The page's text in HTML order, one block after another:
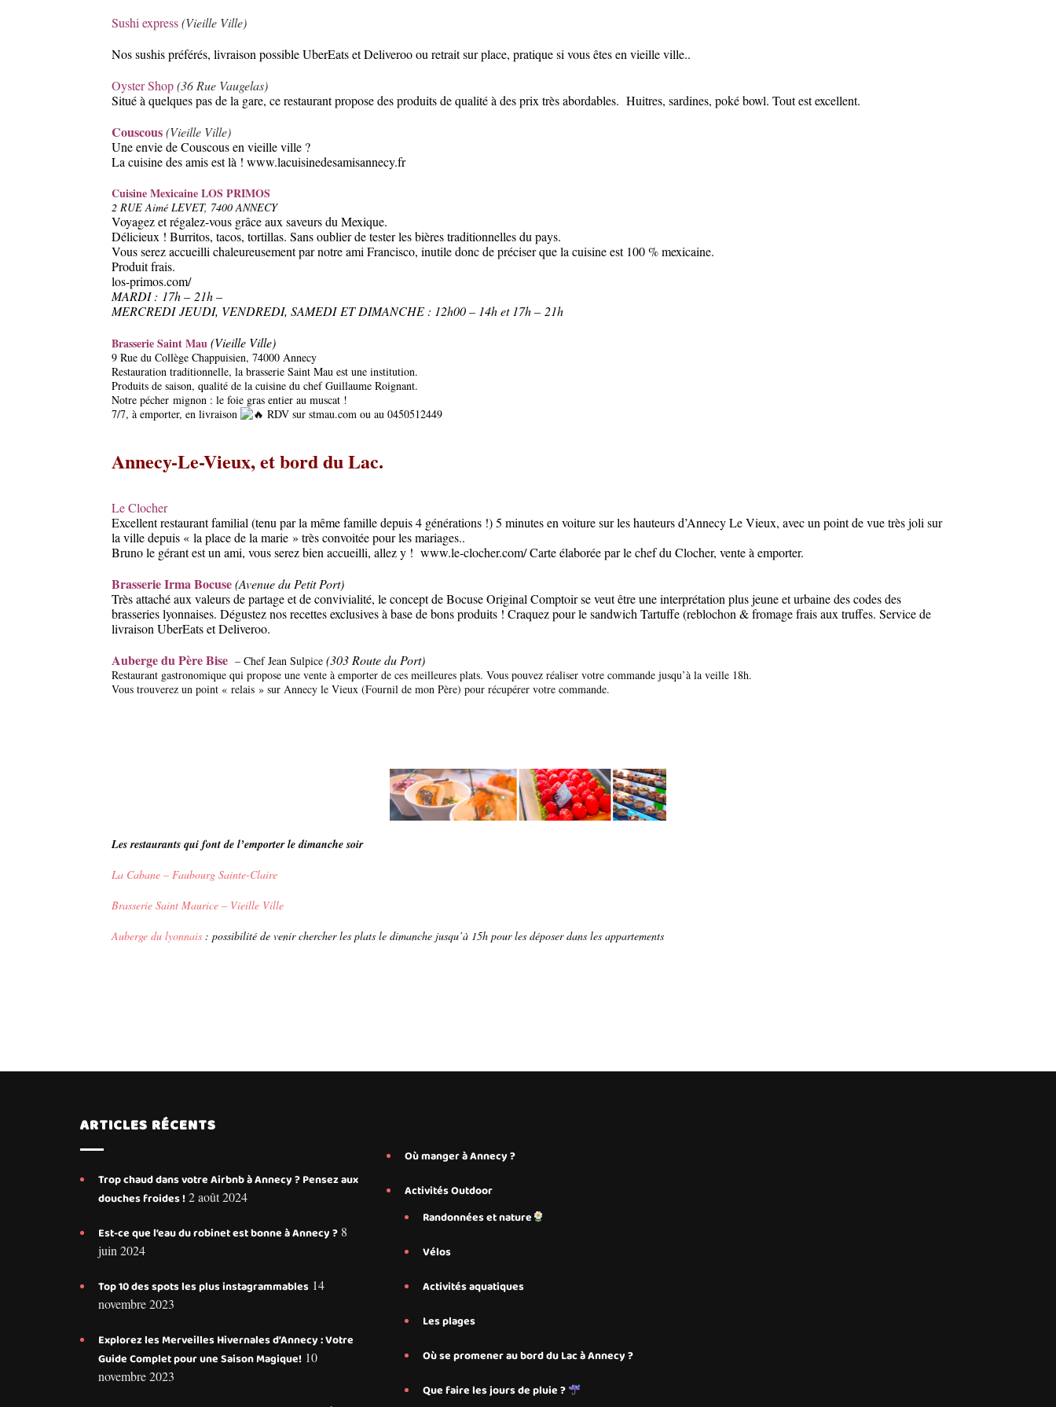
Sushi express(Vieille Ville)
Nos sushis préférés, livraison possible UberEats et Deliveroo ou retrait sur place, pratique si vous êtes en vieille ville..
Oyster Shop(36 Rue Vaugelas)
Situé à quelques pas de la gare, ce restaurant propose des produits de qualité à des prix très abordables. Huitres, sardines, poké bowl. Tout est excellent.
Couscous(Vieille Ville)
Une envie de Couscous en vieille ville ?
La cuisine des amis est là ! www.lacuisinedesamisannecy.fr
Cuisine Mexicaine LOS PRIMOS
2 RUE Aimé LEVET, 7400 ANNECY
Voyagez et régalez-vous grâce aux saveurs du Mexique.
Délicieux ! Burritos, tacos, tortillas. Sans oublier de tester les bières traditionnelles du pays.
Vous serez accueilli chaleureusement par notre ami Francisco, inutile donc de préciser que la cuisine est 100 % mexicaine.
Produit frais.
los-primos.com/
MARDI : 17h – 21h –
MERCREDI JEUDI, VENDREDI, SAMEDI ET DIMANCHE : 12h00 – 14h et 17h – 21h
Brasserie Saint Mau(Vieille Ville)
9 Rue du Collège Chappuisien, 74000 Annecy
Restauration traditionnelle, la brasserie Saint Mau est une institution.
Produits de saison, qualité de la cuisine du chef Guillaume Roignant.
Notre pécher mignon : le foie gras entier au muscat !
7/7, à emporter, en livraison
RDV sur stmau.com ou au 0450512449
Annecy-Le-Vieux, et bord du Lac.
Le Clocher
Excellent restaurant familial (tenu par la même famille depuis 4 générations !) 5 minutes en voiture sur les hauteurs d’Annecy Le Vieux, avec un point de vue très joli sur
la ville depuis « la place de la marie » très convoitée pour les mariages..
Bruno le gérant est un ami, vous serez bien accueilli, allez y ! www.le-clocher.com/Carte élaborée par le chef du Clocher, vente à emporter.
Brasserie Irma Bocuse(Avenue du Petit Port)
Très attaché aux valeurs de partage et de convivialité, le concept de Bocuse Original Comptoir se veut être une interprétation plus jeune et urbaine des codes des
brasseries lyonnaises. Dégustez nos recettes exclusives à base de bons produits ! Craquez pour le sandwich Tartuffe (reblochon & fromage frais aux truffes. Service de
livraison UberEats et Deliveroo.
Auberge du Père Bise – Chef Jean Sulpice (303 Route du Port)
Restaurant gastronomique qui propose une vente à emporter de ces meilleures plats. Vous pouvez réaliser votre commande jusqu’à la veille 18h.
Vous trouverez un point « relais » sur Annecy le Vieux (Fournil de mon Père) pour récupérer votre commande.
Les restaurants qui font de l’emporter le dimanche soir
La Cabane – Faubourg Sainte-Claire
Brasserie Saint Maurice – Vieille Ville
Auberge du lyonnais : possibilité de venir chercher les plats le dimanche jusqu’à 15h pour les déposer dans les appartements
ARTICLES RÉCENTS
Trop chaud dans votre Airbnb à Annecy ? Pensez aux
douches froides ! 2 août 2024
Est-ce que l’eau du robinet est bonne à Annecy ? 8
juin 2024
Top 10 des spots les plus instagrammables 14
novembre 2023
Explorez les Merveilles Hivernales d’Annecy : Votre
Guide Complet pour une Saison Magique! 10
novembre 2023
Où manger à Annecy ?
Activités Outdoor
Randonnées et nature
Vélos
Activités aquatiques
Les plages
Où se promener au bord du Lac à Annecy ?
Que faire les jours de pluie ?